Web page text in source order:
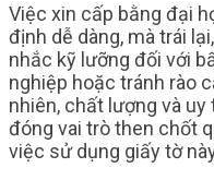
Việc xin cấp bằng đại
định dễ dàng, mà trái
nhắc kỹ lưỡng đối với
nghiệp hoặc tránh rào
nhiên, chất lượng và
đóng vai trò then chốt
việc sử dụng giấy tờ